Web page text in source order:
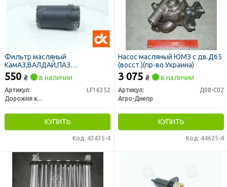
Фильтр масляный
КамАЗ,ВАЛДАЙ,ПАЗ
дв.CUMMINS 3,8 <ДК>
550 ₴ в наличии
Артикул:
LF16352
Дорожня карта
КУПИТЬ
Код: 43435-4
Насос масляный ЮМЗ с дв.Д65
(восст.)(пр-во Украина)
3 075 ₴ в наличии
Артикул:
Д08-С02
Агро-Днепр
КУПИТЬ
Код: 44625-4